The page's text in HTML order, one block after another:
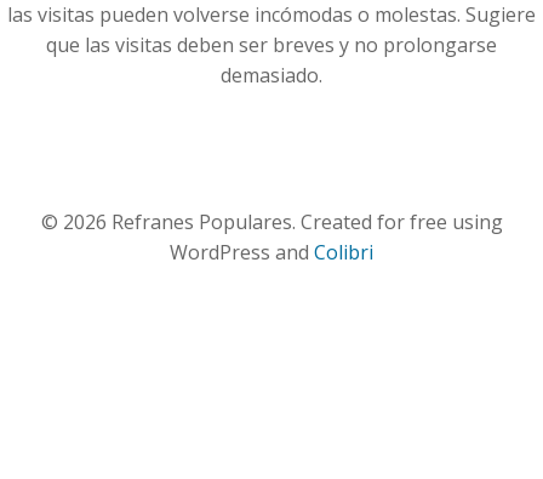
las visitas pueden volverse incómodas o molestas. Sugiere
que las visitas deben ser breves y no prolongarse
demasiado.
© 2026 Refranes Populares. Created for free using
WordPress and Colibri